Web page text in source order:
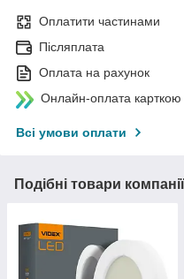
Оплатити частинами
Післяплата
Оплата на рахунок
Онлайн-оплата
Всі умови оплати
Подібні товари компанії